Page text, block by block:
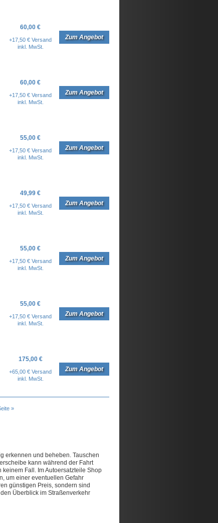
60,00 €
+17,50 € Versand
inkl. MwSt.
Zum Angebot
60,00 €
+17,50 € Versand
inkl. MwSt.
Zum Angebot
55,00 €
+17,50 € Versand
inkl. MwSt.
Zum Angebot
49,99 €
+17,50 € Versand
inkl. MwSt.
Zum Angebot
55,00 €
+17,50 € Versand
inkl. MwSt.
Zum Angebot
55,00 €
+17,50 € Versand
inkl. MwSt.
Zum Angebot
175,00 €
+65,00 € Versand
inkl. MwSt.
Zum Angebot
»
erkennen und beheben. Tauschen
kann während der Fahrt
Fall. Im Autoersatzteile Shop
um einer eventuellen Gefahr
günstigen Preis, sondern sind
Überblick im Straßenverkehr